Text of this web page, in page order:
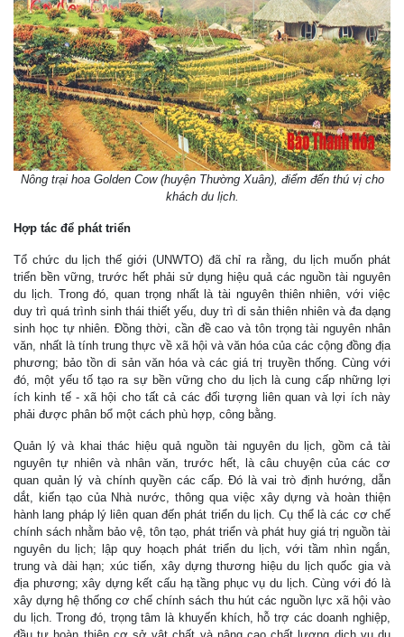
Nông trại hoa Golden Cow (huyện Thường Xuân), điểm đến thú vị cho
khách du lịch.
Hợp tác để phát triển
Tổ chức du lịch thế giới (UNWTO) đã chỉ ra rằng, du lịch muốn phát
triển bền vững, trước hết phải sử dụng hiệu quả các nguồn tài nguyên
du lịch. Trong đó, quan trọng nhất là tài nguyên thiên nhiên, với việc
duy trì quá trình sinh thái thiết yếu, duy trì di sản thiên nhiên và đa dạng
sinh học tự nhiên. Đồng thời, cần đề cao và tôn trọng tài nguyên nhân
văn, nhất là tính trung thực về xã hội và văn hóa của các cộng đồng địa
phương; bảo tồn di sản văn hóa và các giá trị truyền thống. Cùng với
đó, một yếu tố tạo ra sự bền vững cho du lịch là cung cấp những lợi
ích kinh tế - xã hội cho tất cả các đối tượng liên quan và lợi ích này
phải được phân bổ một cách phù hợp, công bằng.
Quản lý và khai thác hiệu quả nguồn tài nguyên du lịch, gồm cả tài
nguyên tự nhiên và nhân văn, trước hết, là câu chuyện của các cơ
quan quản lý và chính quyền các cấp. Đó là vai trò định hướng, dẫn
dắt, kiến tạo của Nhà nước, thông qua việc xây dựng và hoàn thiện
hành lang pháp lý liên quan đến phát triển du lịch. Cụ thể là các cơ chế
chính sách nhằm bảo vệ, tôn tạo, phát triển và phát huy giá trị nguồn tài
nguyên du lịch; lập quy hoạch phát triển du lịch, với tầm nhìn ngắn,
trung và dài hạn; xúc tiến, xây dựng thương hiệu du lịch quốc gia và
địa phương; xây dựng kết cấu hạ tầng phục vụ du lịch. Cùng với đó là
xây dựng hệ thống cơ chế chính sách thu hút các nguồn lực xã hội vào
du lịch. Trong đó, trọng tâm là khuyến khích, hỗ trợ các doanh nghiệp,